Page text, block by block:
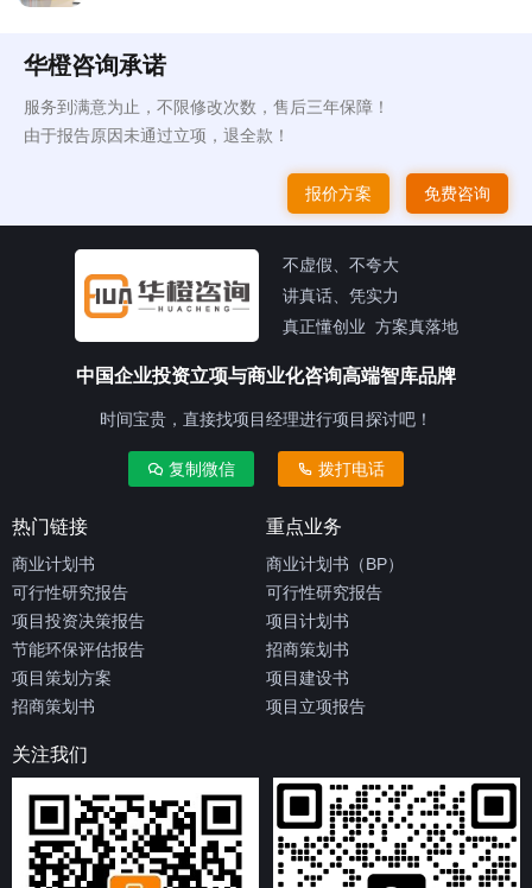
华橙咨询承诺
服务到满意为止，不限修改次数，售后三年保障！
由于报告原因未通过立项，退全款！
报价方案 免费咨询
不虚假、不夸大
讲真话、凭实力
真正懂创业 方案真落地
中国企业投资立项与商业化咨询高端智库品牌
时间宝贵，直接找项目经理进行项目探讨吧！
复制微信 拨打电话
热门链接
商业计划书
可行性研究报告
项目投资决策报告
节能环保评估报告
项目策划方案
招商策划书
重点业务
商业计划书（BP）
可行性研究报告
项目计划书
招商策划书
项目建设书
项目立项报告
关注我们